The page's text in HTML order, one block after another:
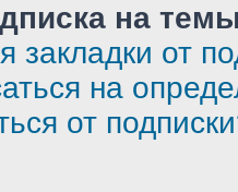
на
закладки от
на
от